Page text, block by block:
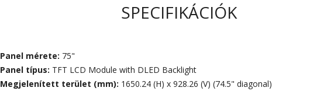
SPECIFIKÁCIÓK
Panel mérete: 75"
Panel típus: TFT LCD Module with DLED Backlight
Megjelenített terület (mm): 1650.24 (H) x 928.26 (V) (74.5" diagonal)